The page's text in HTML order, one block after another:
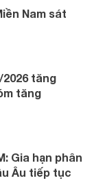
Nam sát
tăng
tăng
Gia hạn phân
Âu tiếp tục